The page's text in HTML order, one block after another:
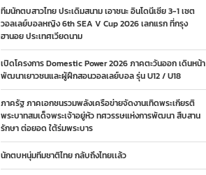
ทีมนักตบสาวไทย ประเดิมสนาม เอาชนะ อินโดนีเซีย 3-1 เซต
วอลเลย์บอลหญิง 6th SEA V Cup 2026 เลกแรก ที่กรุง
ฮานอย ประเทศเวียดนาม
เปิดโครงการ Domestic Power 2026 ภาคตะวันออก เดินหน้า
พัฒนาเยาวชนและผู้ฝึกสอนวอลเลย์บอล รุ่น U12 / U18
ภาครัฐ ภาคเอกชนรวมพลังเครือข่ายจัดงานเทิดพระเกียรติ
พระบาทสมเด็จพระเจ้าอยู่หัว ทศวรรษแห่งการพัฒนา สืบสาน
รักษา ต่อยอด ใต้ร่มพระบาร
นักตบหนุ่มทีมชาติไทย กลับถึงไทยเเล้ว